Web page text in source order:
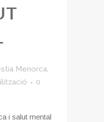
Menorca,
0
i salut mental